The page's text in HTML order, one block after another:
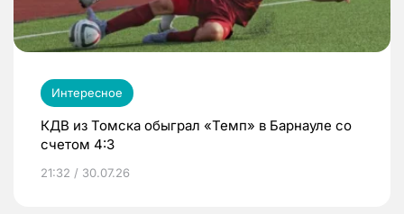
Интересное
КДВ из Томска обыграл «Темп» в Барнауле со
счетом 4:3
21:32 / 30.07.26